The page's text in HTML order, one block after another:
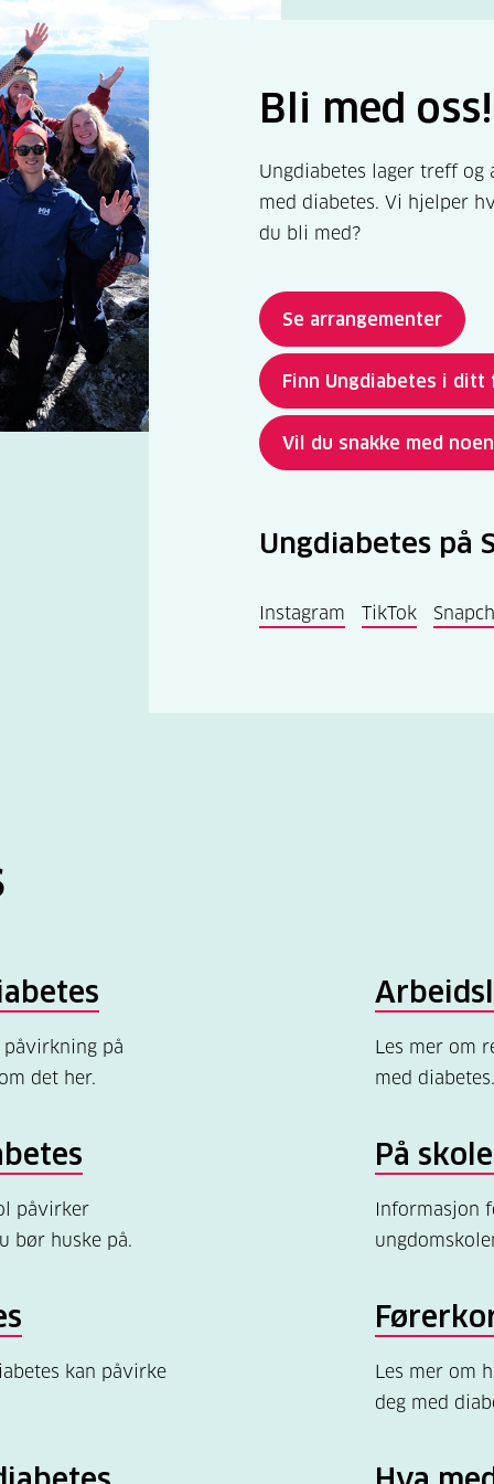
Bli med oss!
Ungdiabetes lager treff
med diabetes. Vi hjelper
du bli med?
Se arrangementer
Finn Ungdiabetes i ditt
Vil du snakke med
Ungdiabetes på
Instagram TikTok
på
det her.
Les mer om
med diabetes.
påvirker
bør huske på.
På
Informasjon
kan påvirke
Les mer om
deg med